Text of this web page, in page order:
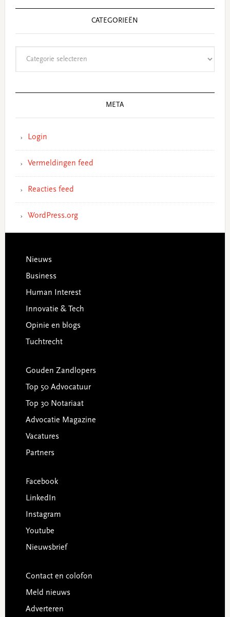
CATEGORIEËN
META
Login
Vermeldingen feed
Reacties feed
WordPress.org
Footer
Nieuws
Business
Human Interest
Innovatie & Tech
Opinie en blogs
Tuchtrecht
Gouden Zandlopers
Top 50 Advocatuur
Top 30 Notariaat
Advocatie Magazine
Vacatures
Partners
Facebook
LinkedIn
Instagram
Youtube
Nieuwsbrief
Contact en colofon
Meld nieuws
Adverteren